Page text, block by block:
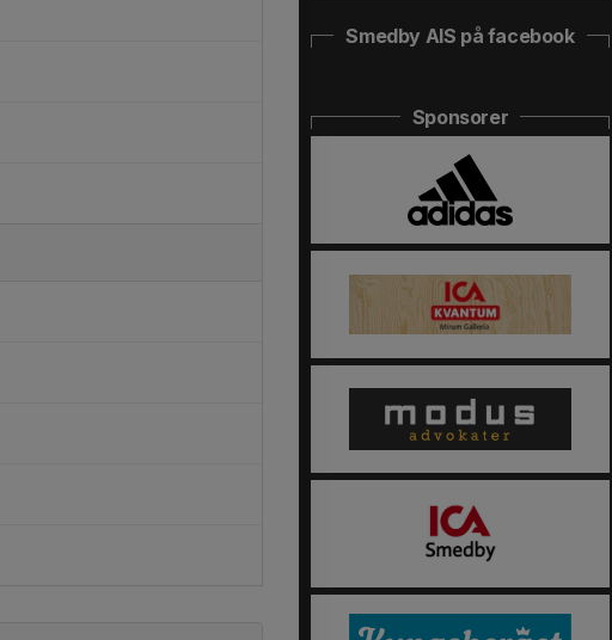
Smedby AIS på facebook
Sponsorer